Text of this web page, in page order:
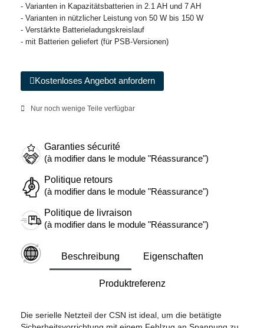
- Varianten in Kapazitätsbatterien in 2.1 AH und 7 AH
- Varianten in nützlicher Leistung von 50 W bis 150 W
- Verstärkte Batterieladungskreislauf
- mit Batterien geliefert (für PSB-Versionen)
Kostenloses Angebot anfordern
Nur noch wenige Teile verfügbar
Garanties sécurité
(à modifier dans le module "Réassurance")
Politique retours
(à modifier dans le module "Réassurance")
Politique de livraison
(à modifier dans le module "Réassurance")
Beschreibung Eigenschaften
Produktreferenz
Die serielle Netzteil der CSN ist ideal, um die betätigte